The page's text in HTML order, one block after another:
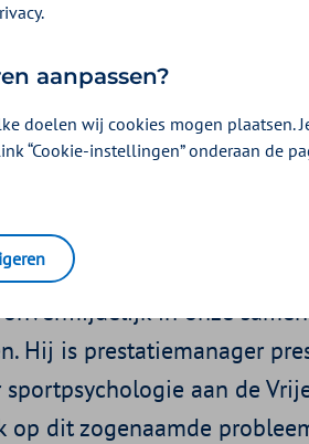
is onderdeel
2021 | Een artikel als onderdeel van
in onze
Hij is prestatiemanager
aan de
op dit zogenaamde
aanpassen?
doelen wij cookies mogen plaatsen.
“Cookie-instellingen” onderaan de